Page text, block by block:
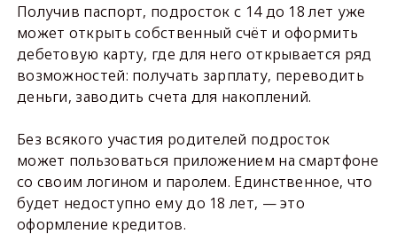
Получив паспорт, подросток с 14 до 18 лет уже
может открыть собственный счёт и оформить
дебетовую карту, где для него открывается ряд
возможностей: получать зарплату, переводить
деньги, заводить счета для накоплений.
Без всякого участия родителей подросток
может пользоваться приложением на смартфоне
со своим логином и паролем. Единственное, что
будет недоступно ему до 18 лет, — это
оформление кредитов.